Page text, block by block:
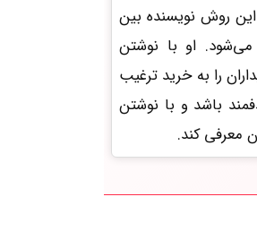
این روش نویسنده بین
او با نوشتن
را به خرید ترغیب
باشد و با نوشتن
معرفی کند.